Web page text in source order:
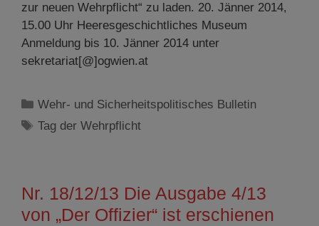
zur neuen Wehrpflicht“ zu laden. 20. Jänner 2014,
15.00 Uhr Heeresgeschichtliches Museum
Anmeldung bis 10. Jänner 2014 unter
sekretariat[@]ogwien.at
Kategorien
Wehr- und Sicherheitspolitisches Bulletin
Schlagwörter
Tag der Wehrpflicht
Nr. 18/12/13 Die Ausgabe 4/13
von „Der Offizier“ ist erschienen